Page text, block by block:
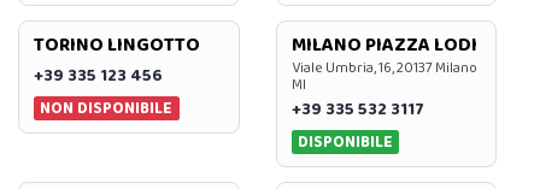
TORINO LINGOTTO
+39 335 123 456
NON DISPONIBILE
MILANO PIAZZA LODI
Viale Umbria, 16, 20137 Milano
MI
+39 335 532 3117
DISPONIBILE